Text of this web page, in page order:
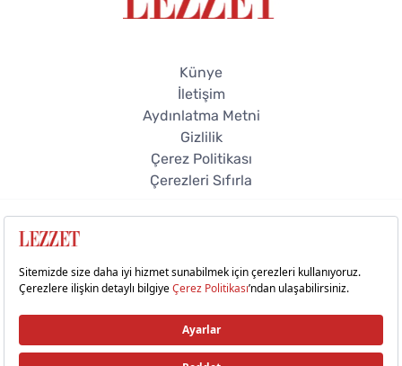
Künye
İletişim
Aydınlatma Metni
Gizlilik
Çerez Politikası
Çerezleri Sıfırla
© 2026 Lezzet Online. Tüm hakları saklıdır.